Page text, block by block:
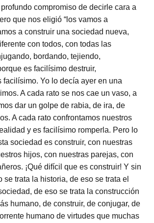
compromiso de decirle cara a
que nos eligió “los vamos a
a construir una sociedad nueva,
con todos, con todas las
bordando, tejiendo,
es facilísimo destruir,
facilísimo. Yo lo decía ayer en una
A cada rato se nos cae un vaso, a
dar un golpe de rabia, de ira, de
A cada rato confrontamos nuestros
y es facilísimo romperla. Pero lo
sociedad es construir, con nuestras
hijos, con nuestras parejas, con
¡Qué difícil que es construir! Y sin
se trata la historia, de eso se trata el
de eso se trata la construcción
humano, de construir, de conjugar, de
humano de virtudes que muchas